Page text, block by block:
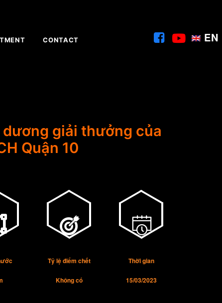
CONTACT EN
giải thưởng của
Quận 10
Tỷ lệ điểm chết
Không có
Thời gian
15/03/2023